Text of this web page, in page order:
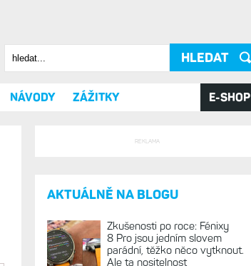
Vyhledávání
Hledat
NÁVODY ZÁŽITKY E-SHOP
REKLAMA
AKTUÁLNĚ NA BLOGU
Zkušenosti po roce: Fénixy
8 Pro jsou jedním slovem
parádní, těžko něco vytknout.
Ale ta nositelnost